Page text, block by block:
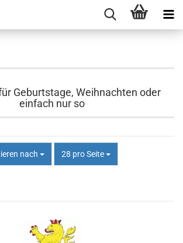
Geburtstage, Weihnachten oder
einfach nur so
nach
nach 28 pro Seite
pro Seite